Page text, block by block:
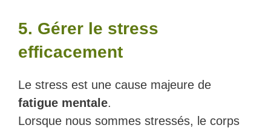
5. Gérer le stress
efficacement
Le stress est une cause majeure de
fatigue mentale.
Lorsque nous sommes stressés, le corps